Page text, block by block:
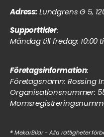
Adress: Lundgrens G 5,
Supporttider:
Måndag till fredag: 10:00
Företagsinformation:
Företagsnamn: Rossing
Organisationsnummer:
® MekarBilar - Alla rättigheter